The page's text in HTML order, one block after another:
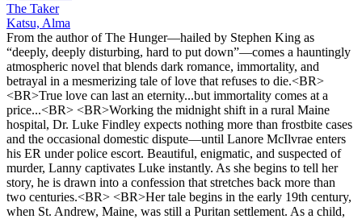
The Taker
Katsu, Alma
From the author of The Hunger—hailed by Stephen King as
“deeply, deeply disturbing, hard to put down”—comes a hauntingly
atmospheric novel that blends dark romance, immortality, and
betrayal in a mesmerizing tale of love that refuses to die.<BR>
<BR>True love can last an eternity...but immortality comes at a
price...<BR> <BR>Working the midnight shift in a rural Maine
hospital, Dr. Luke Findley expects nothing more than frostbite cases
and the occasional domestic dispute—until Lanore McIlvrae enters
his ER under police escort. Beautiful, enigmatic, and suspected of
murder, Lanny captivates Luke instantly. As she begins to tell her
story, he is drawn into a confession that stretches back more than
two centuries.<BR> <BR>Her tale begins in the early 19th century,
when St. Andrew, Maine, was still a Puritan settlement. As a child,